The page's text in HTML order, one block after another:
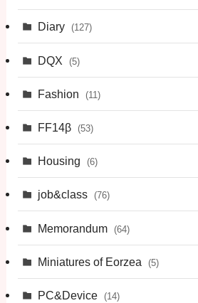
Diary (127)
DQX (5)
Fashion (11)
FF14β (53)
Housing (6)
job&class (76)
Memorandum (64)
Miniatures of Eorzea (5)
PC&Device (14)